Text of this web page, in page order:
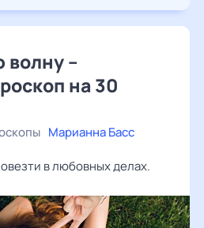
–
на 30
Марианна Басс
в любовных делах.